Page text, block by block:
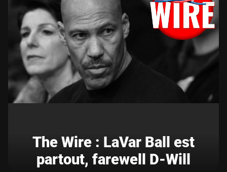
The Wire : LaVar Ball est
partout, farewell D-Will